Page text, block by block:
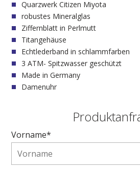
Quarzwerk Citizen Miyota
robustes Mineralglas
Ziffernblatt in Perlmutt
Titangehäuse
Echtlederband in schlammfarben
3 ATM- Spitzwasser geschützt
Made in Germany
Damenuhr
Vorname*